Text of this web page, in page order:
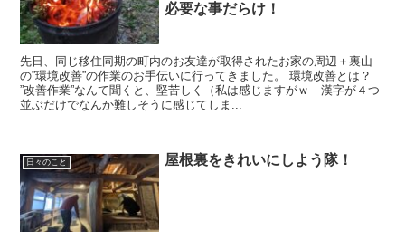
必要な事だらけ！
先日、同じ移住同期の町内のお友達が取得されたお家の周辺＋裏山
の”環境改善”の作業のお手伝いに行ってきました。 環境改善とは？
”改善作業”なんて聞くと、堅苦しく（私は感じますがｗ 漢字が４つ
並ぶだけでなんか難しそうに感じてしま...
日々のこと 屋根裏をきれいにしよう隊！